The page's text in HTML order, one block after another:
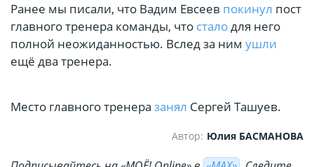
Ранее мы писали, что Вадим Евсеев покинул пост
главного тренера команды, что сталодля него
полной неожиданностью. Вслед за ним ушли
ещё два тренера.
Место главного тренера занял Сергей Ташуев.
Автор: Юлия БАСМАНОВА